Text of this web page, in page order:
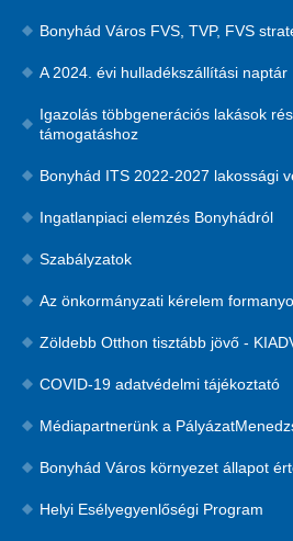
Bonyhád Város FVS, TVP, FVS
A 2024. évi hulladékszállítási naptár
Igazolás többgenerációs lakások
támogatáshoz
Bonyhád ITS 2022-2027 lakossági
Ingatlanpiaci elemzés Bonyhádról
Szabályzatok
Az önkormányzati kérelem
Zöldebb Otthon tisztább jövő -
COVID-19 adatvédelmi tájékoztató
Médiapartnerünk a
Bonyhád Város környezet állapot
Helyi Esélyegyenlőségi Program